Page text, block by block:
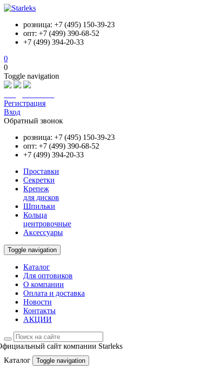
розница: +7 (495) 150-39-23
опт: +7 (499) 390-68-52
+7 (499) 394-20-33
0
0
Toggle navigation
Регистрация
Вход
Обратный звонок
розница: +7 (495) 150-39-23
опт: +7 (499) 390-68-52
+7 (499) 394-20-33
Проставки
Секретки
Крепеж
для дисков
Шпильки
Кольца
центровочные
Аксессуары
Toggle navigation
Каталог
Для оптовиков
О компании
Оплата и доставка
Новости
Контакты
АКЦИИ
сайт компании Starleks
Каталог
Toggle navigation